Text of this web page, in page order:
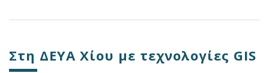
Στη ΔΕΥΑ Χίου με τεχνολογίες GIS